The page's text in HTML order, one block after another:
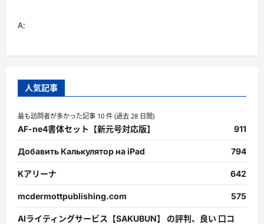
A:
人気記事
最も訪問者が多かった記事 10 件 (過去 28 日間)
AF-ne4書体セット【新元号対応版】 911
Добавить Калькулятор на iPad 794
Kアリーナ 642
mcdermottpublishing.com 575
AIライティングサービス【SAKUBUN】 の評判、良い 口コ